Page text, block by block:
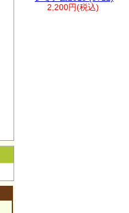
2,200円(税込)